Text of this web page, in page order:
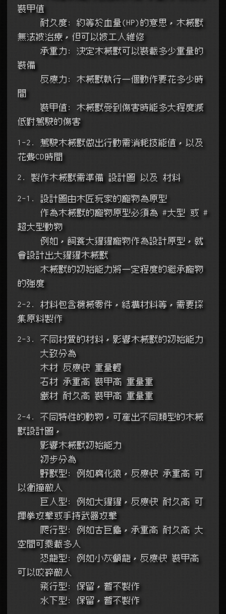
裝甲值
無法被治療，但可以被工人維修
裝備
間
低對駕駛的傷害
1-2. 駕駛木械獸做出行動需消耗技能值，以及
花費CD時間
2. 製作木械獸需準備 設計圖 以及 材料
2-1. 設計圖由木匠玩家的寵物為原型
超大型動物
會設計出大猩猩木械獸
的強度
2-2. 材料包含機械零件，結構材料等，需要採
集原料製作
2-3. 不同材質的材料，影響木械獸的初始能力
     大致分為
     木材 反應快 重量輕
     石材 承重高 裝甲高 重量重
     鐵材 耐久高 裝甲高 重量重
2-4. 不同特性的動物，可產出不同類型的木械
獸設計圖，
     影響木械獸初始能力
     初步分為
以衝撞敵人
揮拳攻擊或手持武器攻擊
空間可乘載多人
可以咬碎敵人
     飛行型: 保留，暫不製作
     水下型: 保留，暫不製作